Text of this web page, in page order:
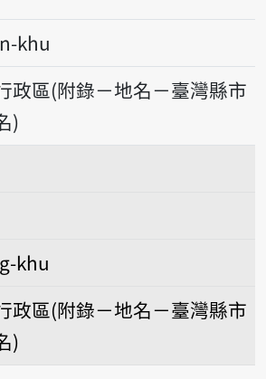
khu
政區(附錄－地名－臺灣縣市
)
khu
政區(附錄－地名－臺灣縣市
)